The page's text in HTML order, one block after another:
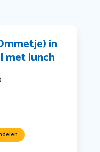
in
met lunch